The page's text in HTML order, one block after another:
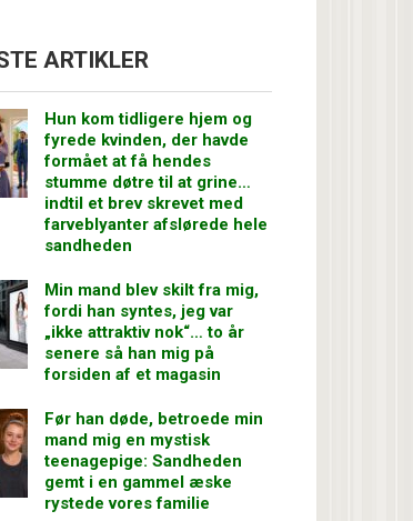
ARTIKLER
Hun kom tidligere hjem og
fyrede kvinden, der havde
formået at få hendes
stumme døtre til at grine…
indtil et brev skrevet med
farveblyanter afslørede hele
sandheden
Min mand blev skilt fra mig,
fordi han syntes, jeg var
„ikke attraktiv nok“… to år
senere så han mig på
forsiden af et magasin
Før han døde, betroede min
mand mig en mystisk
teenagepige: Sandheden
gemt i en gammel æske
rystede vores familie